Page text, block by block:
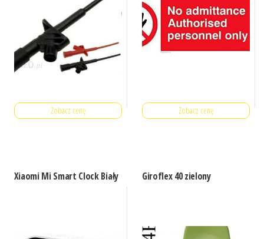
Zobacz cenę Zobacz cenę
Xiaomi Mi Smart Clock Biały Giroflex 40 zielony